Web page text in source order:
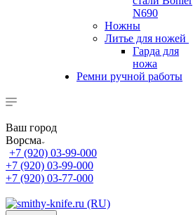
N690
Ножны
Литье для ножей
Гарда для
ножа
Ремни ручной работы
Ваш город
Ворсма
+7 (920) 03-99-000
+7 (920) 03-99-000
+7 (920) 03-77-000